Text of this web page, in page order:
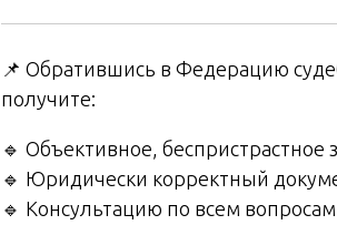
📌 Обратившись в Федерацию
получите:
🔹 Объективное, беспристрастное
🔹 Юридически корректный
🔹 Консультацию по всем